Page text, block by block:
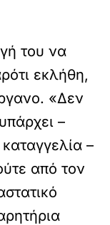
του να
εκλήθη,
«Δεν
–
–
από τον